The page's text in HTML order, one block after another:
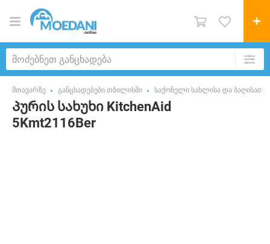
მთავარზე განცხადებები თბილისში საქონელი სახლისა და
Პურის სახუხი KitchenAid
5Kmt2116Ber